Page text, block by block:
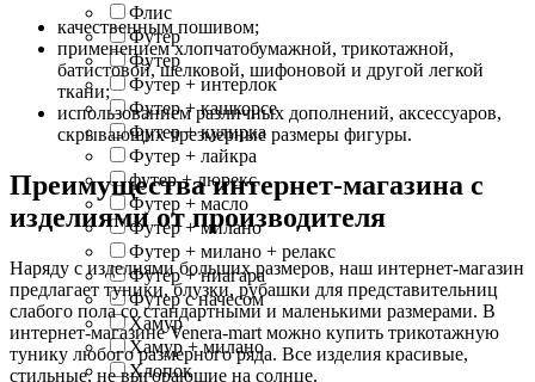
Флис
Футер
Футер
Футер + интерлок
Футер + кашкорсе
Футер + кулирка
Футер + лайкра
футер + люрекс
Футер + масло
Футер + милано
Футер + милано + релакс
Футер + ниагара
Футер с начесом
Хамур
Хамур + милано
Хлопок
качественным пошивом;
применением хлопчатобумажной, трикотажной,
батистовой, шелковой, шифоновой и другой легкой
ткани;
использованием различных дополнений, аксессуаров,
скрывающих чрезмерные размеры фигуры.
Преимущества интернет-магазина с
изделиями от производителя
Наряду с изделиями больших размеров, наш интернет-магазин
предлагает туники, блузки, рубашки для представительниц
слабого пола со стандартными и маленькими размерами. В
интернет-магазине Venera-mart можно купить трикотажную
тунику любого размерного ряда. Все изделия красивые,
стильные, не выгорающие на солнце.